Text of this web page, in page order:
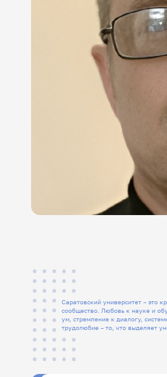
Саратовский университет – это
сообщество. Любовь к науке и
ум, стремление к диалогу, системность и
трудолюбие – то, что выделяет